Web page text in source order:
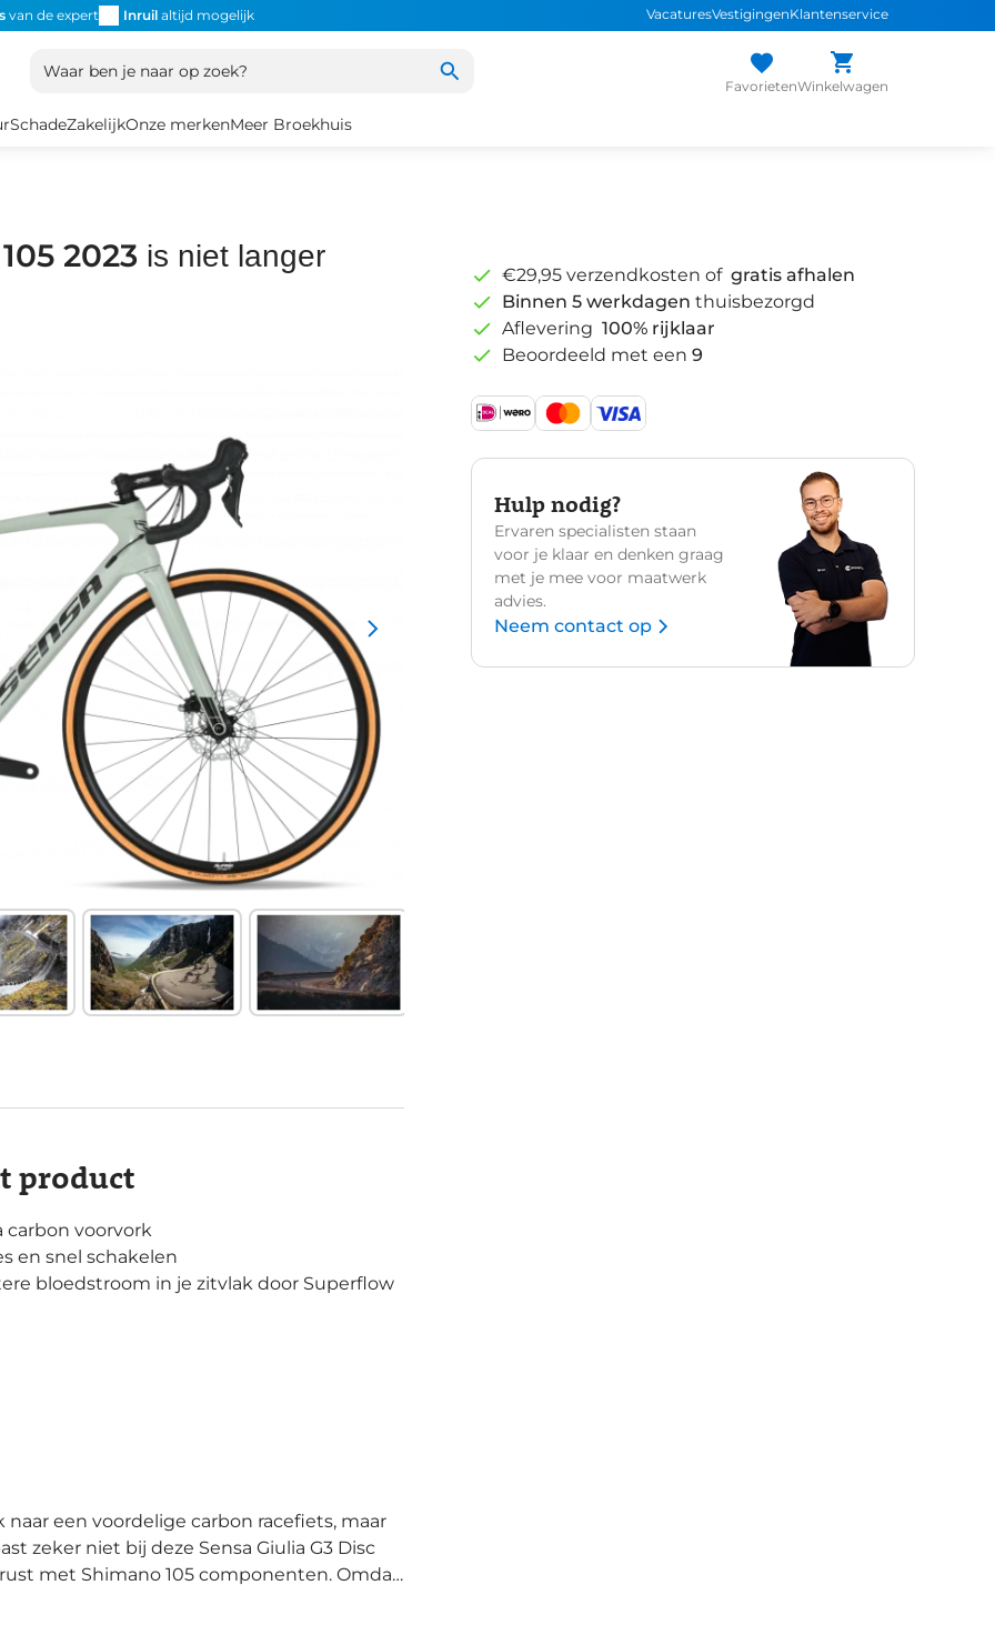
van de expert Inruil altijd mogelijk merken Persoonlijk adviesvan de expert
VacaturesVestigingenKlantenservice
Waar ben je naar op zoek?
FavorietenWinkelwagen
SchadeZakelijkOnze merkenMeer Broekhuis
2023 is niet langer
€29,95 verzendkosten of gratis afhalen
Binnen 5 werkdagen thuisbezorgd
Aflevering 100% rijklaar
Beoordeeld met een 9
Hulp nodig?
Ervaren specialisten staan
voor je klaar en denken graag
met je mee voor maatwerk
advies.
Neem contact op
product
carbon voorvork
en snel schakelen
bloedstroom in je zitvlak door Superflow
zeker niet bij deze Sensa Giulia G3 Disc
Shimano 105 componenten. Omdat
laag houden, extra voordeel voor jou